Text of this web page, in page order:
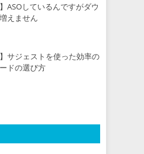
】ASOしているんですがダウ
えません
】サジェストを使った効率の
ドの選び方